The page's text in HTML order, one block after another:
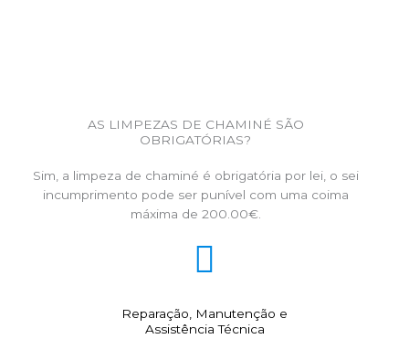
AS LIMPEZAS DE CHAMINÉ SÃO
OBRIGATÓRIAS?
Sim, a limpeza de chaminé é obrigatória por lei, o sei
incumprimento pode ser punível com uma coima
máxima de 200.00€.
Reparação, Manutenção e
Assistência Técnica